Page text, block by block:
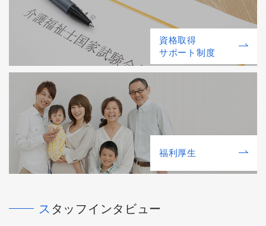
資格取得
サポート制度
福利厚⽣
スタッフインタビュー